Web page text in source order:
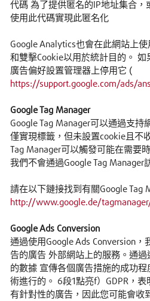
代碼 為了提供匿名的IP地址集合，
使用此代碼實現此匿名化
Google Analytics也會在此網站上
和雙擊Cookie以用於統計目的。
廣告偏好設置管理器上停用它 (
https://support.google.com/ads/
Google Tag Manager
Google Tag Manager可以通過支持
僅實現標籤，但未設置cookie且不
Tag Manager可以觸發可能在需要
我們不會通過Google Tag Manager
請在以下鏈接找到有關Google Tag
http://www.google.de/
Google Ads Conversion
通過使用Google Ads Conversion
告的廣告 外部網站上的服務。通
的數據 宣傳各個廣告措施的成功
術進行的。 6段1點亮f）GDPR，
有針對性的廣告，因此您可能會收